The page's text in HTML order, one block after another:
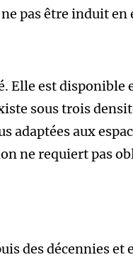
pas être induit en
Elle est disponible
sous trois
adaptées aux
ne requiert pas
des décennies et